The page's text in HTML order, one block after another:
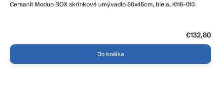
Cersanit Moduo BOX skrinkové umývadlo 80x45cm, biela, K116-013
€132,80
Do košíka